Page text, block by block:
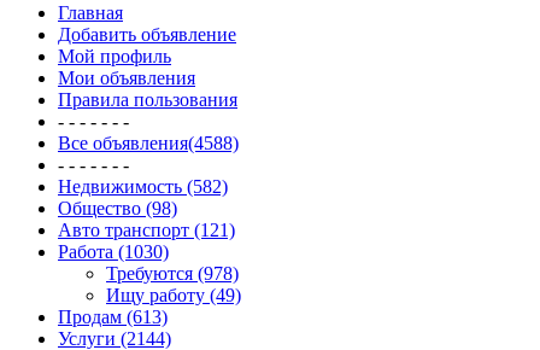
Главная
Добавить объявление
Мой профиль
Мои объявления
Правила пользования
- - - - - - -
Все объявления(4588)
- - - - - - -
Недвижимость (582)
Общество (98)
Авто транспорт (121)
Работа (1030)
Требуются (978)
Ищу работу (49)
Продам (613)
Услуги (2144)